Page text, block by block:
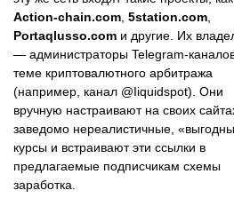
Action-chain.com, 5station.com,
Portaqlusso.com и другие. Их
— администраторы Telegram-
теме криптовалютного арбитража
(например, канал @Iiquidspot). Они
вручную настраивают на своих
заведомо нереалистичные,
курсы и встраивают эти ссылки в
предлагаемые подписчикам схемы
заработка.